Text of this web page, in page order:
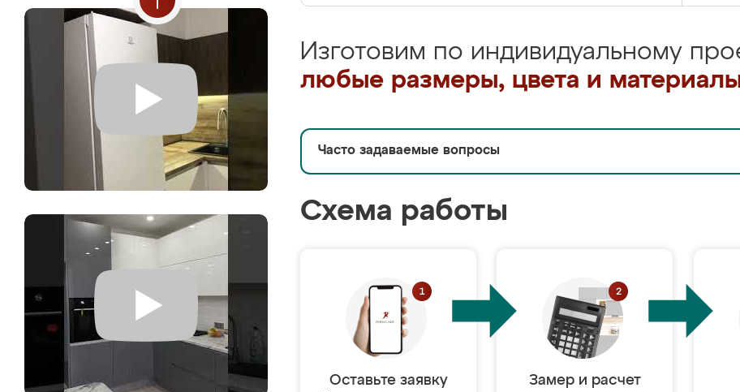
Изготовим по индивидуальному
любые размеры, цвета и
Часто задаваемые вопросы
Схема работы
Оставьте заявку Замер и расчет